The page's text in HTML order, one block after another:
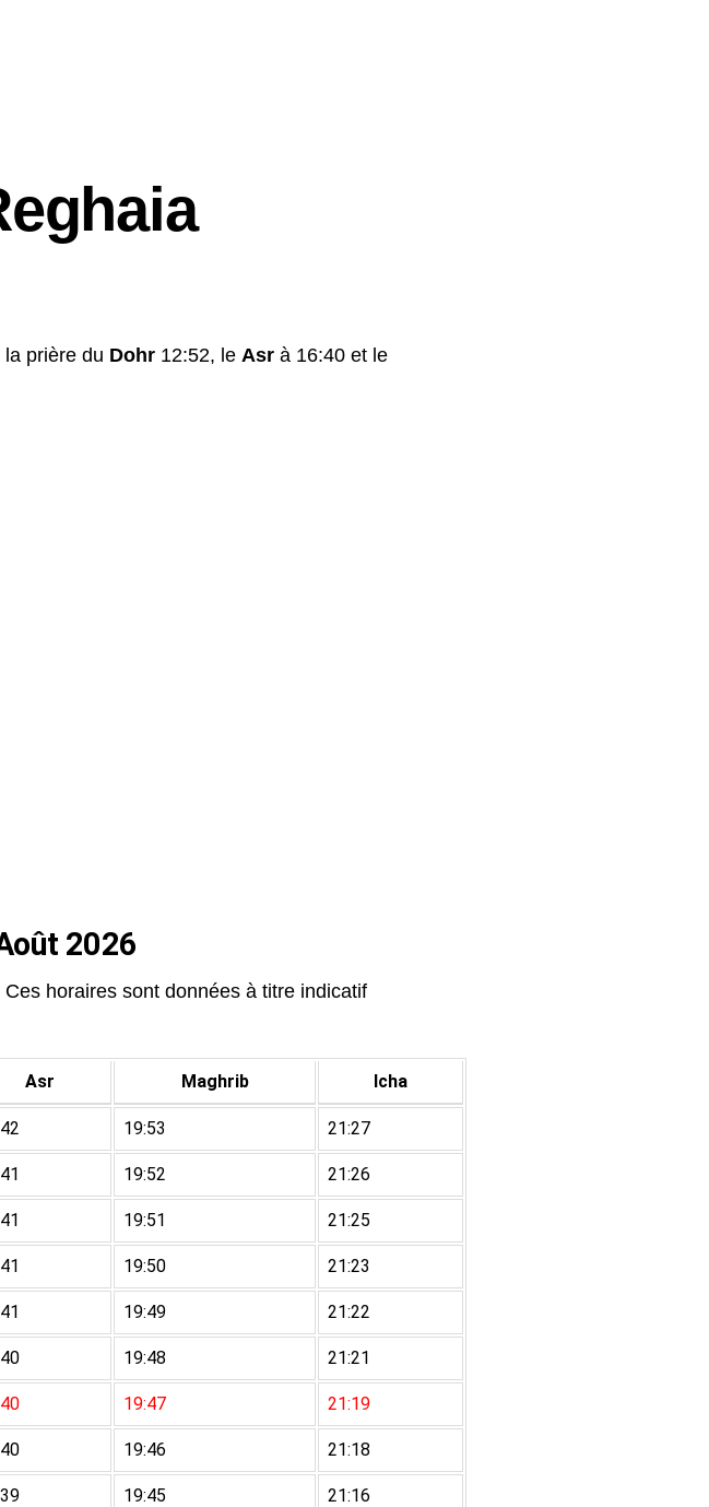
la prière du Dohr 12:52, le Asr à 16:40 et le
2026
horaires sont données à titre indicatif
Asr Maghrib Icha
19:53 21:27
19:52 21:26
19:51 21:25
19:50 21:23
19:49 21:22
19:48 21:21
19:47 21:19
19:46 21:18
19:45 21:16